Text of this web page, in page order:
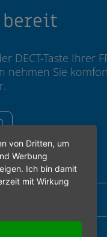
bereit
DECT-Taste Ihrer
Sie
(ohne Stecker)
von Dritten, um
Werbung
Ich bin damit
mit Wirkung